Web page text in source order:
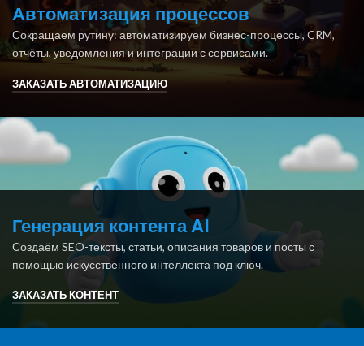
Автоматизация процессов
Сокращаем рутину: автоматизируем бизнес-процессы, CRM,
отчёты, уведомления и интеграции с сервисами.
ЗАКАЗАТЬ АВТОМАТИЗАЦИЮ
Генерация контента AI
Создаём SEO-тексты, статьи, описания товаров и посты с
помощью искусственного интеллекта под ключ.
ЗАКАЗАТЬ КОНТЕНТ